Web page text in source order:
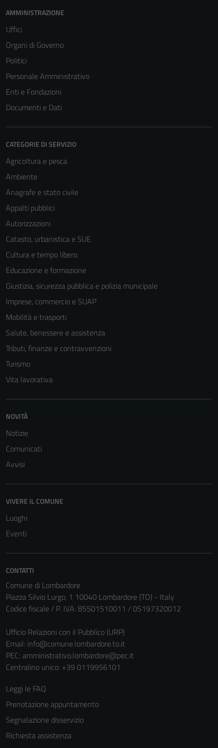
AMMINISTRAZIONE
Uffici
Organi di Governo
Politici
Personale Amministrativo
Enti e Fondazioni
Documenti e Dati
CATEGORIE DI SERVIZIO
Agricoltura e pesca
Ambiente
Anagrafe e stato civile
Appalti pubblici
Autorizzazioni
Catasto, urbanistica e SUE
Cultura e tempo libero
Educazione e formazione
Giustizia, sicurezza pubblica e polizia municipale
Imprese, commercio e SUAP
Mobilità e trasporti
Salute, benessere e assistenza
Tributi, finanze e contravvenzioni
Turismo
Vita lavorativa
NOVITÀ
Notizie
Comunicati
Avvisi
VIVERE IL COMUNE
Luoghi
Eventi
CONTATTI
Comune di Lombardore
Piazza Silvio Lurgo, 1 10040 Lombardore (TO) - Italy
Codice fiscale / P. IVA: 85501510011 / 05197320012
Ufficio Relazioni con il Pubblico (URP)
Email: info@comune.lombardore.to.it
PEC: amministrativo.lombardore@pec.it
Centralino unico: +39 0119956101
Leggi le FAQ
Prenotazione appuntamento
Segnalazione disservizio
Richiesta assistenza
del sito e non
informazioni